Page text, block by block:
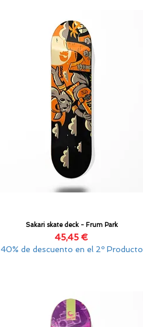
Vista rápida
Sakari skate deck - Frum Park
Precio
45,45 €
40% de descuento en el 2º Producto